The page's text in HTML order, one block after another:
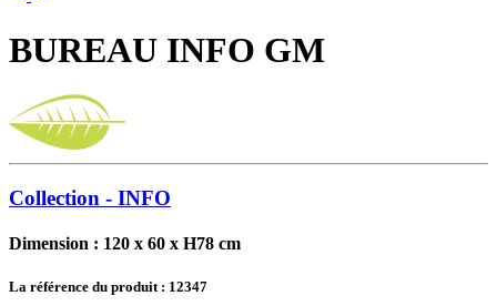
BUREAU INFO GM
Collection - INFO
Dimension : 120 x 60 x H78 cm
La référence du produit : 12347